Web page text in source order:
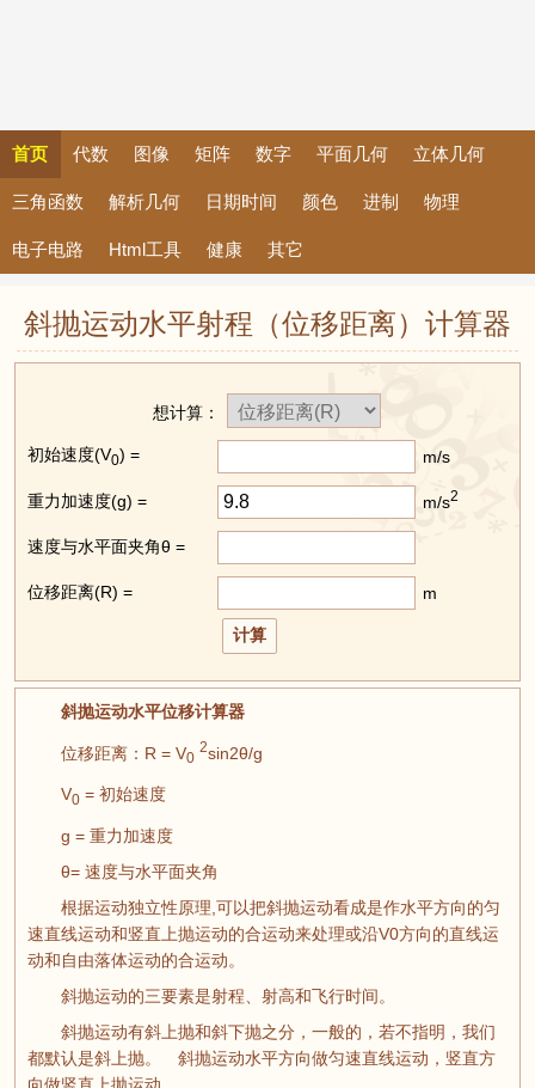
首页 代数 图像 矩阵 数字 平面几何 立体几何
三角函数 解析几何 日期时间 颜色 进制 物理
电子电路 Html工具 健康 其它
斜抛运动水平射程（位移距离）计算器
想计算：
初始速度(V0) = m/s
重力加速度(g) = m/s2
速度与水平面夹角θ =
位移距离(R) = m
斜抛运动水平位移计算器
位移距离：R = V0
2sin2θ/g
V0 = 初始速度
g = 重力加速度
θ= 速度与水平面夹角
根据运动独立性原理,可以把斜抛运动看成是作水平方向的匀
速直线运动和竖直上抛运动的合运动来处理或沿V0方向的直线运
动和自由落体运动的合运动。
斜抛运动的三要素是射程、射高和飞行时间。
斜抛运动有斜上抛和斜下抛之分，一般的，若不指明，我们
都默认是斜上抛。 斜抛运动水平方向做匀速直线运动，竖直方